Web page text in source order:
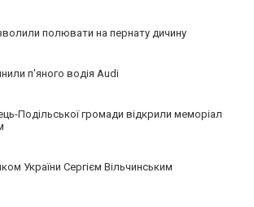
полювати на пернату дичину
п'яного водія Audi
Подільської громади відкрили меморіал
України Сергієм Вільчинським